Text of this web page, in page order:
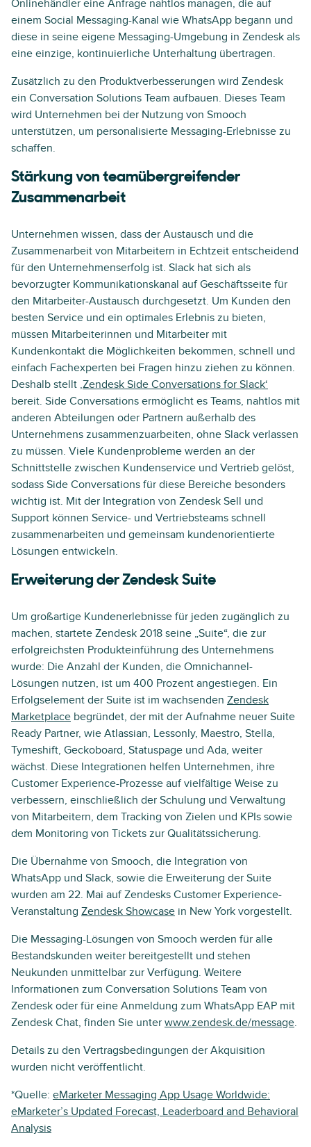
Onlinehändler eine Anfrage nahtlos managen, die auf
einem Social Messaging-Kanal wie WhatsApp begann und
diese in seine eigene Messaging-Umgebung in Zendesk als
eine einzige, kontinuierliche Unterhaltung übertragen.
Zusätzlich zu den Produktverbesserungen wird Zendesk
ein Conversation Solutions Team aufbauen. Dieses Team
wird Unternehmen bei der Nutzung von Smooch
unterstützen, um personalisierte Messaging-Erlebnisse zu
schaffen.
Stärkung von teamübergreifender
Zusammenarbeit
Unternehmen wissen, dass der Austausch und die
Zusammenarbeit von Mitarbeitern in Echtzeit entscheidend
für den Unternehmenserfolg ist. Slack hat sich als
bevorzugter Kommunikationskanal auf Geschäftsseite für
den Mitarbeiter-Austausch durchgesetzt. Um Kunden den
besten Service und ein optimales Erlebnis zu bieten,
müssen Mitarbeiterinnen und Mitarbeiter mit
Kundenkontakt die Möglichkeiten bekommen, schnell und
einfach Fachexperten bei Fragen hinzu ziehen zu können.
Deshalb stellt ‚Zendesk Side Conversations for Slack‘
bereit. Side Conversations ermöglicht es Teams, nahtlos mit
anderen Abteilungen oder Partnern außerhalb des
Unternehmens zusammenzuarbeiten, ohne Slack verlassen
zu müssen. Viele Kundenprobleme werden an der
Schnittstelle zwischen Kundenservice und Vertrieb gelöst,
sodass Side Conversations für diese Bereiche besonders
wichtig ist. Mit der Integration von Zendesk Sell und
Support können Service- und Vertriebsteams schnell
zusammenarbeiten und gemeinsam kundenorientierte
Lösungen entwickeln.
Erweiterung der Zendesk Suite
Um großartige Kundenerlebnisse für jeden zugänglich zu
machen, startete Zendesk 2018 seine „Suite“, die zur
erfolgreichsten Produkteinführung des Unternehmens
wurde: Die Anzahl der Kunden, die Omnichannel-
Lösungen nutzen, ist um 400 Prozent angestiegen. Ein
Erfolgselement der Suite ist im wachsenden Zendesk
Marketplace begründet, der mit der Aufnahme neuer Suite
Ready Partner, wie Atlassian, Lessonly, Maestro, Stella,
Tymeshift, Geckoboard, Statuspage und Ada, weiter
wächst. Diese Integrationen helfen Unternehmen, ihre
Customer Experience-Prozesse auf vielfältige Weise zu
verbessern, einschließlich der Schulung und Verwaltung
von Mitarbeitern, dem Tracking von Zielen und KPIs sowie
dem Monitoring von Tickets zur Qualitätssicherung.
Die Übernahme von Smooch, die Integration von
WhatsApp und Slack, sowie die Erweiterung der Suite
wurden am 22. Mai auf Zendesks Customer Experience-
Veranstaltung Zendesk Showcase in New York vorgestellt.
Die Messaging-Lösungen von Smooch werden für alle
Bestandskunden weiter bereitgestellt und stehen
Neukunden unmittelbar zur Verfügung. Weitere
Informationen zum Conversation Solutions Team von
Zendesk oder für eine Anmeldung zum WhatsApp EAP mit
Zendesk Chat, finden Sie unter www.zendesk.de/message.
Details zu den Vertragsbedingungen der Akquisition
wurden nicht veröffentlicht.
*Quelle: eMarketer Messaging App Usage Worldwide:
eMarketer’s Updated Forecast, Leaderboard and Behavioral
Analysis